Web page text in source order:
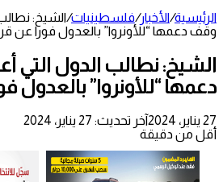
الرئيسية/الأخبار/فلسطينيات/الشيخ:
وقف دعمها “للأونروا” بالعدول فورا عن
الشيخ: نطالب الدول
دعمها “للأونروا” بالعدول
27 يناير، 2024
آخر تحديث: 27 يناير، 2024
أقل من دقيقة